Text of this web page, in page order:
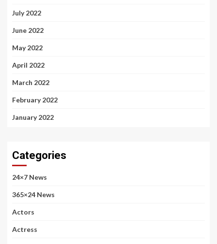
July 2022
June 2022
May 2022
April 2022
March 2022
February 2022
January 2022
Categories
24×7 News
365×24 News
Actors
Actress